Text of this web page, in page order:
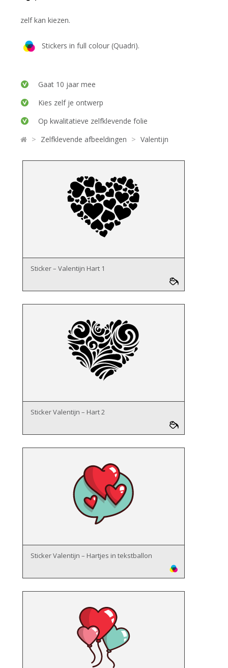
zelf kan kiezen.
Stickers in full colour (Quadri).
Gaat 10 jaar mee
Kies zelf je ontwerp
Op kwalitatieve zelfklevende folie
> Zelfklevende afbeeldingen > Valentijn
Sticker – Valentijn Hart 1
Sticker Valentijn – Hart 2
Sticker Valentijn – Hartjes in tekstballon